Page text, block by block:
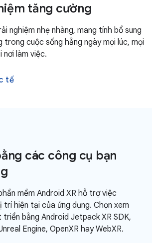
tăng cường
nghiệm nhẹ nhàng, mang tính bổ sung
trong cuộc sống hằng ngày mọi lúc, mọi
nơi làm việc.
tế
các công cụ bạn
mềm Android XR hỗ trợ việc
hiện tại của ứng dụng. Chọn xem
triển bằng Android Jetpack XR SDK,
Engine, OpenXR hay WebXR.